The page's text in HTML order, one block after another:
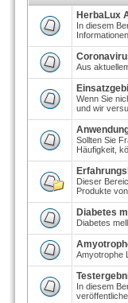
HerbaLux
In diesem
Aus
Wenn Sie
und wir
Sollten Sie
Häufigkeit,
Dieser
Produkte
Diabetes
Diabetes
Amyotrophe
In diesem